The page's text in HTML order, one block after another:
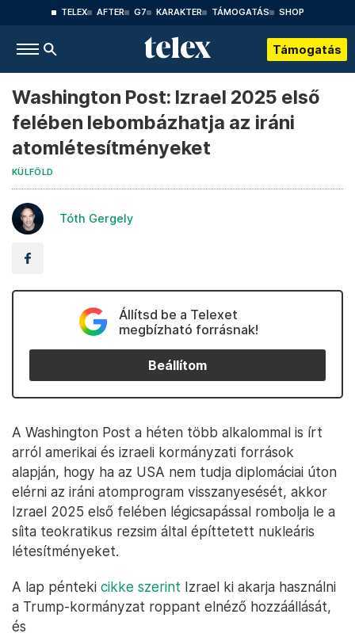
TELEX AFTER G7 KARAKTER TÁMOGATÁS SHOP
Támogatás
Washington Post: Izrael 2025 első
felében lebombázhatja az iráni
atomlétesítményeket
KÜLFÖLD
Tóth Gergely
Állítsd be a Telexet
megbízható forrásnak!
Beállítom
A Washington Post a héten több alkalommal is írt
arról amerikai és izraeli kormányzati források
alapján, hogy ha az USA nem tudja diplomáciai úton
elérni az iráni atomprogram visszanyesését, akkor
Izrael 2025 első felében légicsapással rombolja le a
síita teokratikus rezsim által építtetett nukleáris
létesítményeket.
A lap pénteki cikke szerint Izrael ki akarja használni
a Trump-kormányzat roppant elnéző hozzáállását,
és